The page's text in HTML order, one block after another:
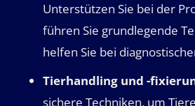
Unterstützen Sie bei der
führen Sie grundlegende
helfen Sie bei
Tierhandling und -
sichere Techniken, um